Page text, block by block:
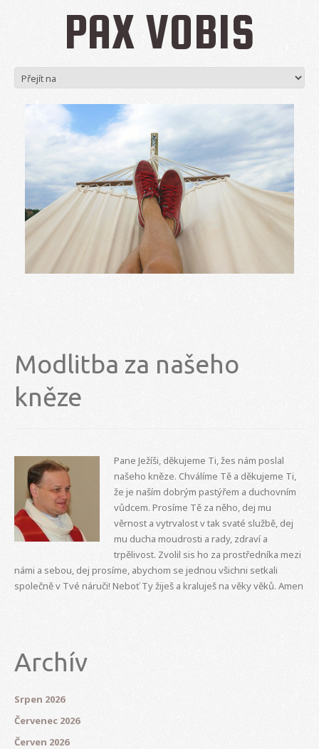
PAX VOBIS
Modlitba za našeho
kněze
Pane Ježíši, děkujeme Ti, žes nám poslal
našeho kněze. Chválíme Tě a děkujeme Ti,
že je naším dobrým pastýřem a duchovním
vůdcem. Prosíme Tě za něho, dej mu
věrnost a vytrvalost v tak svaté službě, dej
mu ducha moudrosti a rady, zdraví a
trpělivost. Zvolil sis ho za prostředníka mezi
námi a sebou, dej prosíme, abychom se jednou všichni setkali
společně v Tvé náruči! Neboť Ty žiješ a kraluješ na věky věků. Amen
Archív
Srpen 2026
Červenec 2026
Červen 2026